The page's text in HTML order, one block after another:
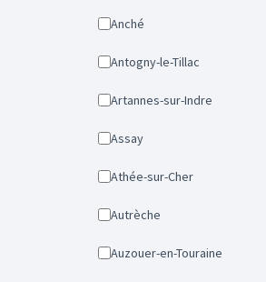
Anché
Antogny-le-Tillac
Artannes-sur-Indre
Assay
Athée-sur-Cher
Autrèche
Auzouer-en-Touraine